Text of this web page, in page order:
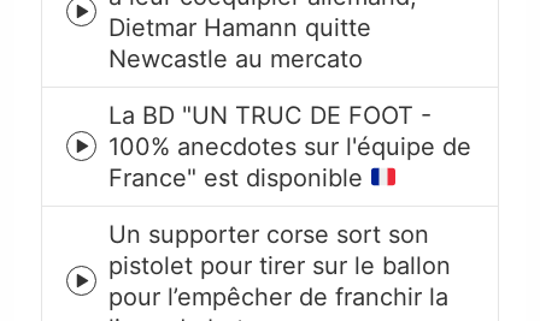
Episode
play
icon
Dietmar Hamann quitte
Newcastle au mercato
Episode
play
icon
La BD "UN TRUC DE FOOT -
100% anecdotes sur l'équipe de
France" est disponible
Episode
play
Un supporter corse sort son
pistolet pour tirer sur le ballon
pour l’empêcher de franchir la